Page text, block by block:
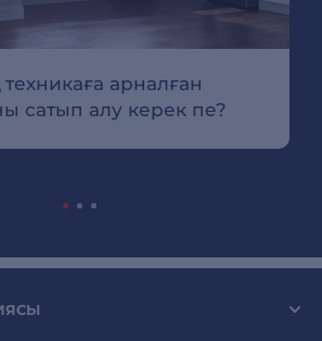
арналған
сатып алу керек пе?